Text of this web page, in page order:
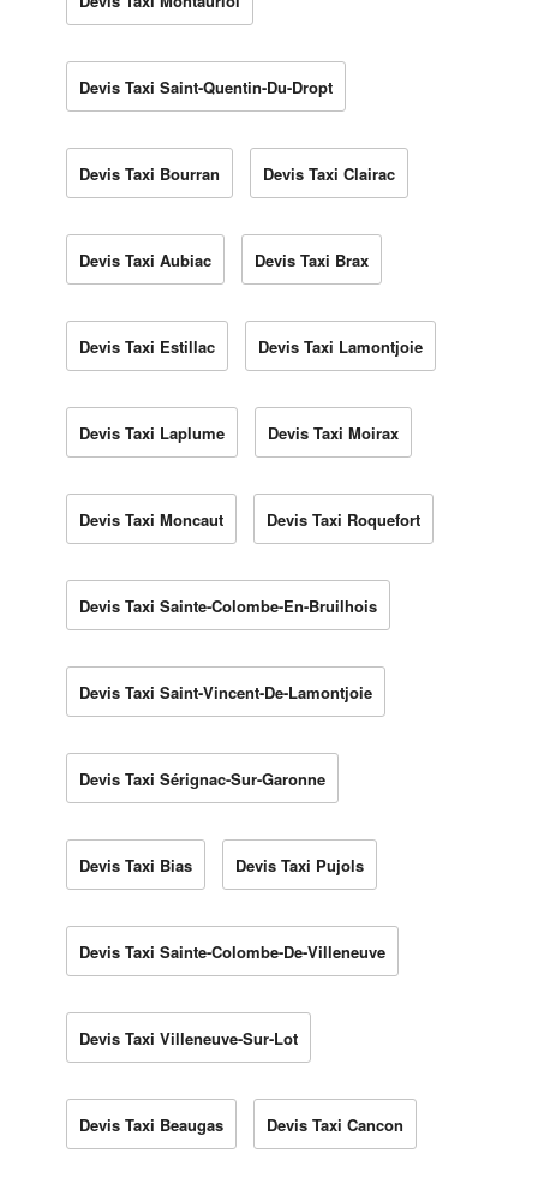
Devis Taxi Saint-Quentin-Du-Dropt
Devis Taxi Bourran Devis Taxi Clairac
Devis Taxi Aubiac Devis Taxi Brax
Devis Taxi Estillac Devis Taxi Lamontjoie
Devis Taxi Laplume Devis Taxi Moirax
Devis Taxi Moncaut Devis Taxi Roquefort
Devis Taxi Sainte-Colombe-En-Bruilhois
Devis Taxi Saint-Vincent-De-Lamontjoie
Devis Taxi Sérignac-Sur-Garonne
Devis Taxi Bias Devis Taxi Pujols
Devis Taxi Sainte-Colombe-De-Villeneuve
Devis Taxi Villeneuve-Sur-Lot
Devis Taxi Beaugas Devis Taxi Cancon